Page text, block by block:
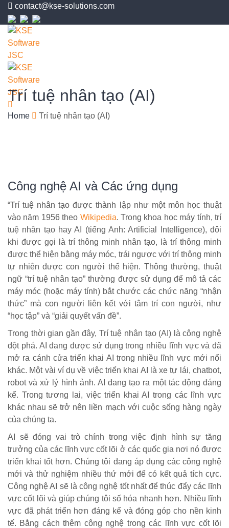
contact@kse-solutions.com
Trí tuệ nhân tạo (AI)
Home Trí tuệ nhân tạo (AI)
Công nghệ AI và Các ứng dụng
“Trí tuệ nhân tạo được thành lập như một môn học thuật
vào năm 1956 theo Wikipedia. Trong khoa học máy tính, trí
tuệ nhân tạo hay AI (tiếng Anh: Artificial Intelligence), đôi
khi được gọi là trí thông minh nhân tạo, là trí thông minh
được thể hiện bằng máy móc, trái ngược với trí thông minh
tự nhiên được con người thể hiện. Thông thường, thuật
ngữ “trí tuệ nhân tạo” thường được sử dụng để mô tả các
máy móc (hoặc máy tính) bắt chước các chức năng “nhận
thức” mà con người liên kết với tâm trí con người, như
“học tập” và “giải quyết vấn đề”.
Trong thời gian gần đây, Trí tuệ nhân tạo (AI) là công nghệ
đột phá. AI đang được sử dụng trong nhiều lĩnh vực và đã
mở ra cánh cửa triển khai AI trong nhiều lĩnh vực mới nổi
khác. Một vài ví dụ về việc triển khai AI là xe tự lái, chatbot,
robot và xử lý hình ảnh. AI đang tạo ra một tác động đáng
kể. Trong tương lai, việc triển khai AI trong các lĩnh vực
khác nhau sẽ trở nên liền mạch với cuộc sống hàng ngày
của chúng ta.
AI sẽ đóng vai trò chính trong việc định hình sự tăng
trưởng của các lĩnh vực cốt lõi ở các quốc gia nơi nó được
triển khai tốt hơn. Chúng tôi đang áp dụng các công nghệ
mới và thử nghiệm nhiều thứ mới để có kết quả tích cực.
Công nghệ AI sẽ là công nghệ tốt nhất để thúc đẩy các lĩnh
vực cốt lõi và giúp chúng tôi số hóa nhanh hơn. Nhiều lĩnh
vực đã phát triển hơn đáng kể và đóng góp cho nền kinh
tế. Bằng cách thêm công nghệ trong các lĩnh vực cốt lõi